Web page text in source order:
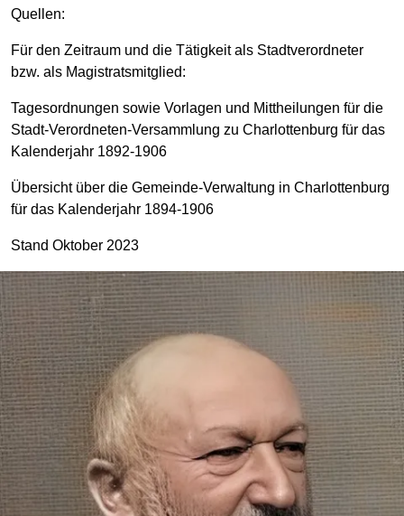
Quellen:
Für den Zeitraum und die Tätigkeit als Stadtverordneter
bzw. als Magistratsmitglied:
Tagesordnungen sowie Vorlagen und Mittheilungen für die
Stadt-Verordneten-Versammlung zu Charlottenburg für das
Kalenderjahr 1892-1906
Übersicht über die Gemeinde-Verwaltung in Charlottenburg
für das Kalenderjahr 1894-1906
Stand Oktober 2023